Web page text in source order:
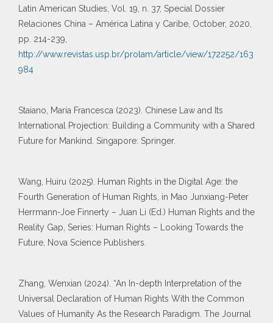
Latin American Studies, Vol. 19, n. 37, Special Dossier
Relaciones China – América Latina y Caribe, October, 2020,
pp. 214-239,
http://www.revistas.usp.br/prolam/article/view/172252/163
984
Staiano, María Francesca (2023). Chinese Law and Its
International Projection: Building a Community with a Shared
Future for Mankind. Singapore: Springer.
Wang, Huiru (2025). Human Rights in the Digital Age: the
Fourth Generation of Human Rights, in Mao Junxiang-Peter
Herrmann-Joe Finnerty – Juan Li (Ed.) Human Rights and the
Reality Gap, Series: Human Rights – Looking Towards the
Future, Nova Science Publishers.
Zhang, Wenxian (2024). “An In-depth Interpretation of the
Universal Declaration of Human Rights With the Common
Values of Humanity As the Research Paradigm. The Journal